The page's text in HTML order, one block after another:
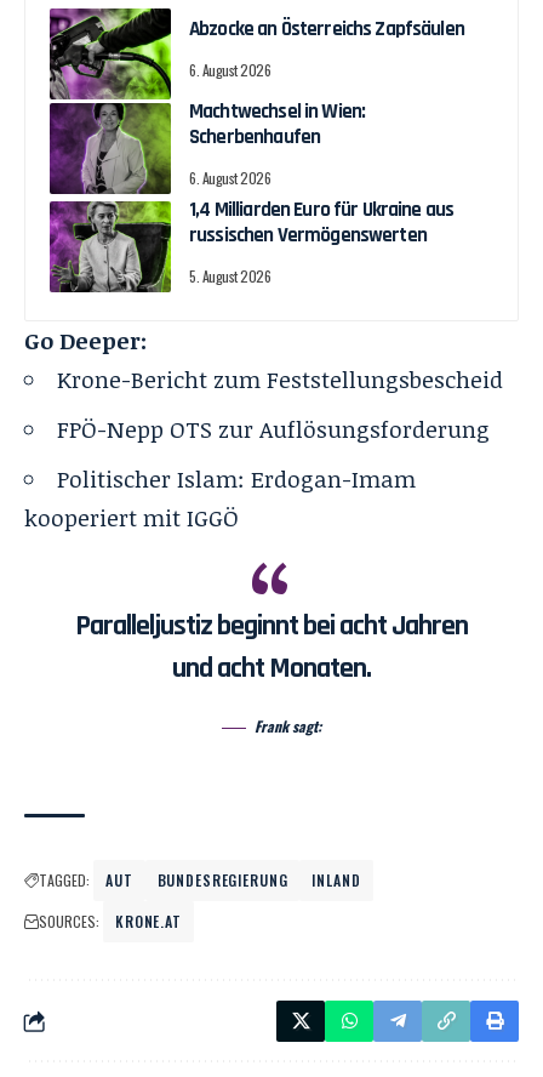
Abzocke an Österreichs Zapfsäulen
6. August 2026
Machtwechsel in Wien:
Scherbenhaufen
6. August 2026
1,4 Milliarden Euro für Ukraine aus
russischen Vermögenswerten
5. August 2026
Go Deeper:
Krone-Bericht zum Feststellungsbescheid
FPÖ-Nepp OTS zur Auflösungsforderung
Politischer Islam: Erdogan-Imam
kooperiert mit IGGÖ
Paralleljustiz beginnt bei acht Jahren
und acht Monaten.
Frank sagt:
TAGGED: AUT BUNDESREGIERUNG
INLAND
SOURCES:
KRONE.AT